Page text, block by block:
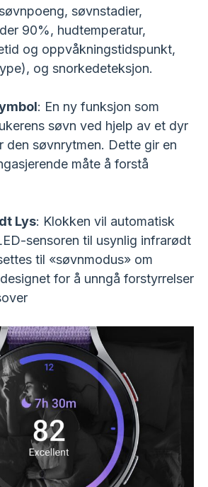
søvnstadier,
90%, hudtemperatur,
og oppvåkningstidspunkt,
og snorkedeteksjon.
: En ny funksjon som
søvn ved hjelp av et dyr
den søvnrytmen. Dette gir en
måte å forstå
Lys: Klokken vil automatisk
sensoren til usynlig infrarødt
til «søvnmodus» om
for å unngå forstyrrelser